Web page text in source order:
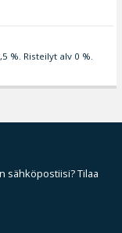
%. Risteilyt alv 0 %.
sähköpostiisi? Tilaa